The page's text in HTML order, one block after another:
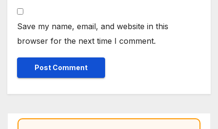
Save my name, email, and website in this
browser for the next time I comment.